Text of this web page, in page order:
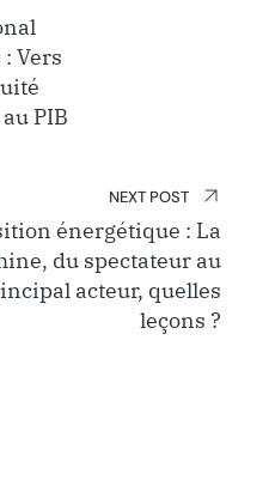
Vers
PIB
NEXT POST
énergétique : La
du spectateur au
acteur, quelles
leçons ?